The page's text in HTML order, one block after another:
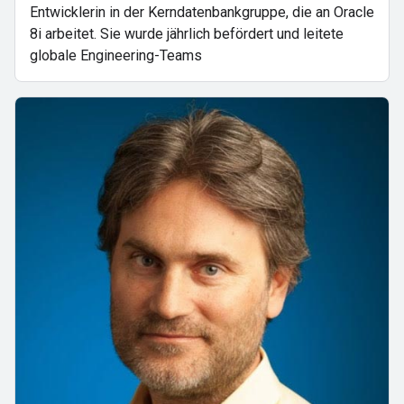
Entwicklerin in der Kerndatenbankgruppe, die an Oracle
8i arbeitet. Sie wurde jährlich befördert und leitete
globale Engineering-Teams